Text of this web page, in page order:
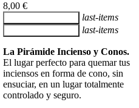
8,00 €
last-items
last-items
La Pirámide Incienso y Conos.
El lugar perfecto para quemar tus
inciensos en forma de cono, sin
ensuciar, en un lugar totalmente
controlado y seguro.